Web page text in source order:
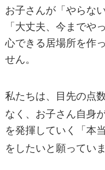
お子さんが「やらな
「大丈夫、今までや
心できる居場所を作
せん。
私たちは、目先の点
なく、お子さん自身
を発揮していく「本
をしたいと願ってい